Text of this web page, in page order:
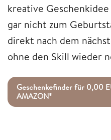
kreative
gar nicht zum
direkt nach dem
ohne den Skill wieder
Geschenkefinder für 0,00
AMAZON*